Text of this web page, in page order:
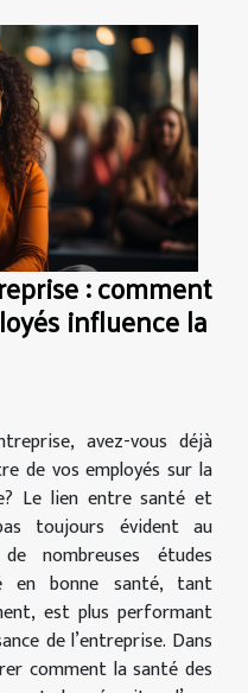
: comment
influence la
avez-vous déjà
de vos employés sur la
Le lien entre santé et
toujours évident au
nombreuses études
en bonne santé, tant
est plus performant
de l’entreprise. Dans
comment la santé des